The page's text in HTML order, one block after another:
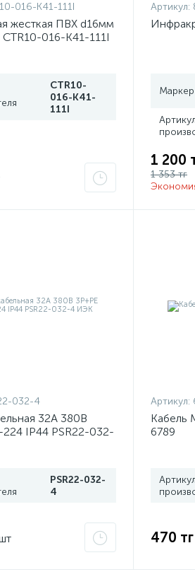
016-K41-111I
жесткая ПВХ d16мм
016-K41-111I
CTR10-
016-K41-
111I
Артикул:
Маркер
Артикул
1 200
1 353 тг
032-4
32А 380В
IP44 PSR22-032-
PSR22-032-
4
Артикул:
Кабель
6789
Артикул
470 тг